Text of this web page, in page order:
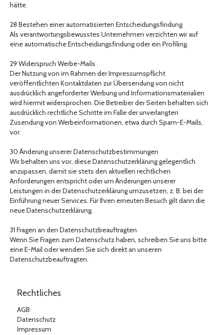
hätte.
28 Bestehen einer automatisierten Entscheidungsfindung
Als verantwortungsbewusstes Unternehmen verzichten wir auf
eine automatische Entscheidungsfindung oder ein Profiling.
29 Widerspruch Werbe-Mails
Der Nutzung von im Rahmen der Impressumspflicht
veröffentlichten Kontaktdaten zur Übersendung von nicht
ausdrücklich angeforderter Werbung und Informationsmaterialien
wird hiermit widersprochen. Die Betreiber der Seiten behalten sich
ausdrücklich rechtliche Schritte im Falle der unverlangten
Zusendung von Werbeinformationen, etwa durch Spam-E-Mails,
vor.
30 Änderung unserer Datenschutzbestimmungen
Wir behalten uns vor, diese Datenschutzerklärung gelegentlich
anzupassen, damit sie stets den aktuellen rechtlichen
Anforderungen entspricht oder um Änderungen unserer
Leistungen in der Datenschutzerklärung umzusetzen, z. B. bei der
Einführung neuer Services. Für Ihren erneuten Besuch gilt dann die
neue Datenschutzerklärung.
31 Fragen an den Datenschutzbeauftragten
Wenn Sie Fragen zum Datenschutz haben, schreiben Sie uns bitte
eine E-Mail oder wenden Sie sich direkt an unseren
Datenschutzbeauftragten.
Rechtliches
AGB
Datenschutz
Impressum